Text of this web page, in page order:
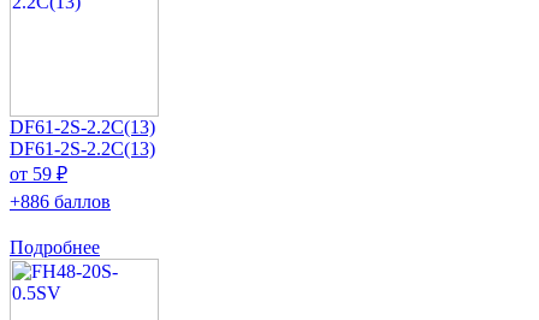
DF61-2S-2.2C(13)
DF61-2S-2.2C(13)
от 59 ₽
+886 баллов
Подробнее